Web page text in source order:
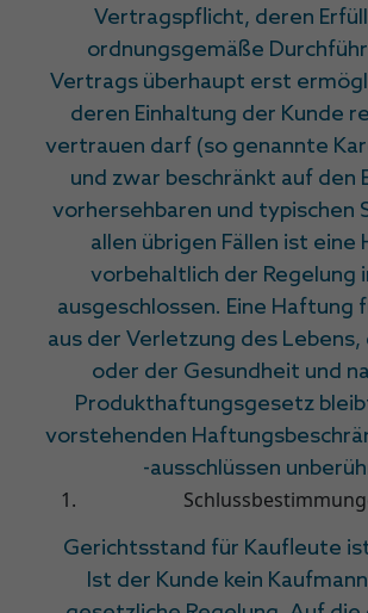
Vertragspflicht, deren
ordnungsgemäße
Vertrags überhaupt erst
deren Einhaltung der Kunde
vertrauen darf (so genannte
und zwar beschränkt auf den
vorhersehbaren und typischen
allen übrigen Fällen ist eine
vorbehaltlich der Regelung
ausgeschlossen. Eine Haftung
aus der Verletzung des Lebens,
oder der Gesundheit und
Produkthaftungsgesetz
vorstehenden
-ausschlüssen
Gerichtsstand für Kaufleute
Ist der Kunde kein